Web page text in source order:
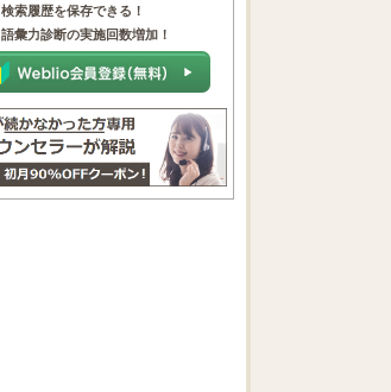
検索履歴を保存できる！
語彙力診断の実施回数増加！